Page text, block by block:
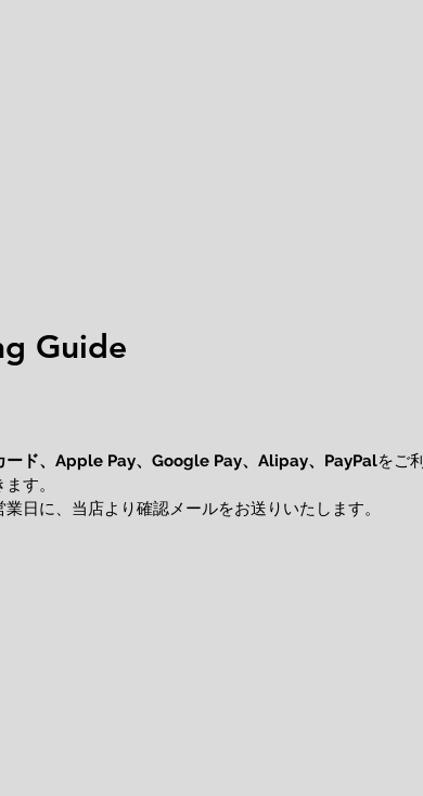
Guide
ド、 Apple Pay、Google Pay、Alipay、PayPalをご
す。
日に、当店より確認メールをお送りいたします。